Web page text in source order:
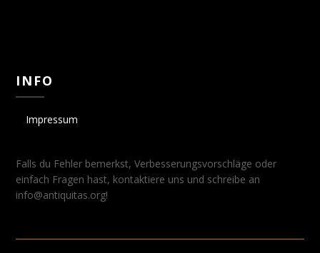
INFO
Impressum
Falls du Fehler bemerkst, Verbesserungsvorschläge oder
einfach Fragen hast, kontaktiere uns und schreibe an
info@antiquitas.org!